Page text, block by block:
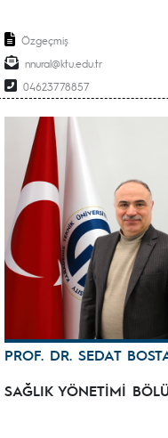
Özgeçmiş
nnural@ktu.edu.tr
04623778857
PROF. DR. SEDAT
SAĞLIK YÖNETİMİ